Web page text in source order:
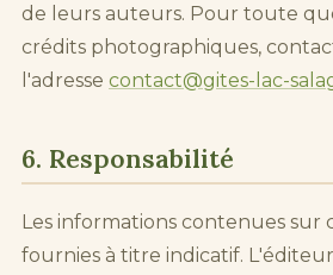
de leurs auteurs. Pour toute
crédits photographiques,
l'adresse contact@gites-lac-
6. Responsabilité
Les informations contenues sur
fournies à titre indicatif.